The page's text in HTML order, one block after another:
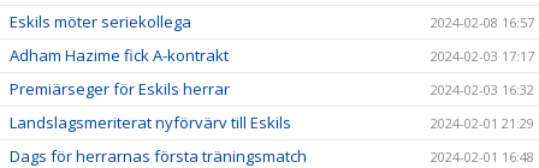
Eskils möter seriekollega 2024-02-08 16:57
Adham Hazime fick A-kontrakt 2024-02-03 17:17
Premiärseger för Eskils herrar 2024-02-03 16:32
Landslagsmeriterat nyförvärv till Eskils 2024-02-01 21:29
Dags för herrarnas första träningsmatch 2024-02-01 16:48